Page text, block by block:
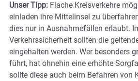
Unser Tipp: Flache Kreisverkehre
einladen ihre Mittelinsel zu
dies nur in Ausnahmefällen erlaubt.
Verkehrssicherheit sollten die
eingehalten werden. Wer besonders
führt, hat ohnehin eine erhöhte
sollte diese auch beim Befahren von